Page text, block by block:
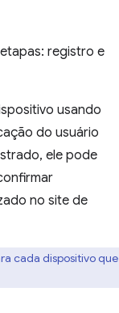
registro e
usando
do usuário
ele pode
no site de
cada dispositivo que